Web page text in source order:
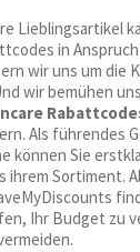
Lieblingsartikel
in
wir uns um die
wir bemühen
Als führendes
können Sie
ihrem Sortiment.
Ihr Budget zu